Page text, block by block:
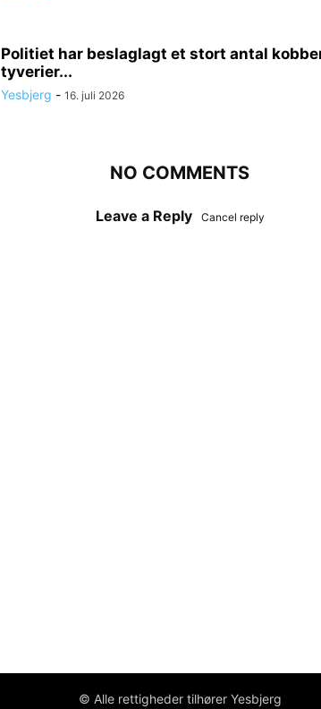
Politiet har beslaglagt et stort antal
tyverier...
Yesbjerg - 16. juli 2026
NO COMMENTS
Leave a Reply Cancel reply
© Alle rettigheder tilhører Yesbjerg